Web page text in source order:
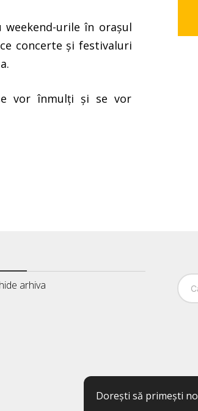
urile în orașul
concerte și festivaluri
vor înmulți și se vor
arhiva
Dorești să primești